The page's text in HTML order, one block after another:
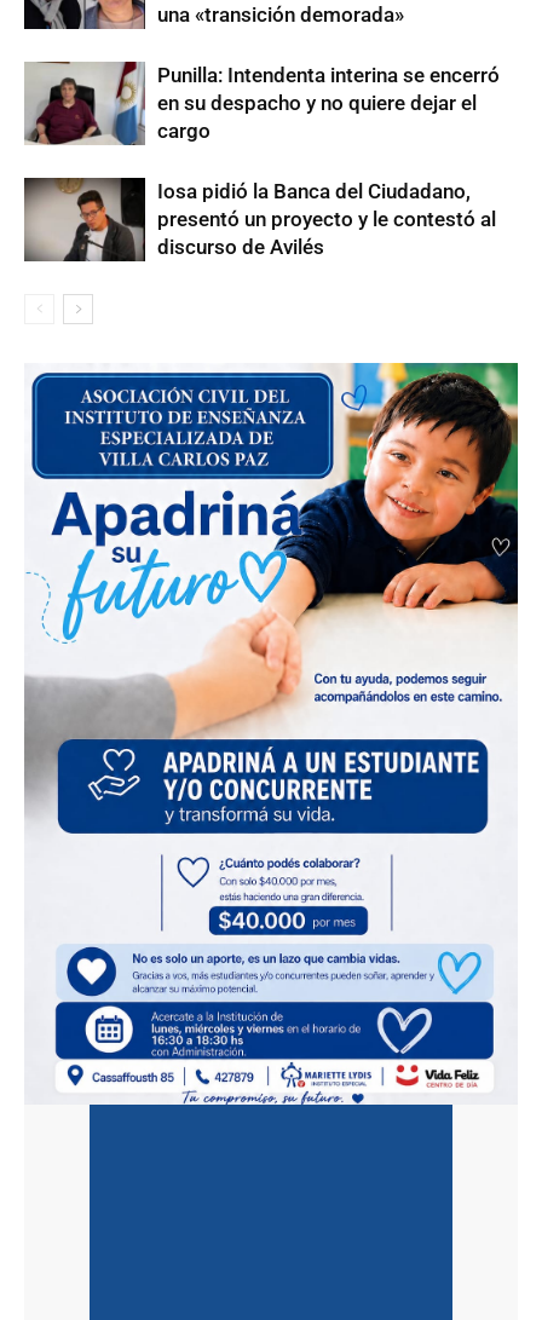
una «transición demorada»
Punilla: Intendenta interina se encerró
en su despacho y no quiere dejar el
cargo
Iosa pidió la Banca del Ciudadano,
presentó un proyecto y le contestó al
discurso de Avilés